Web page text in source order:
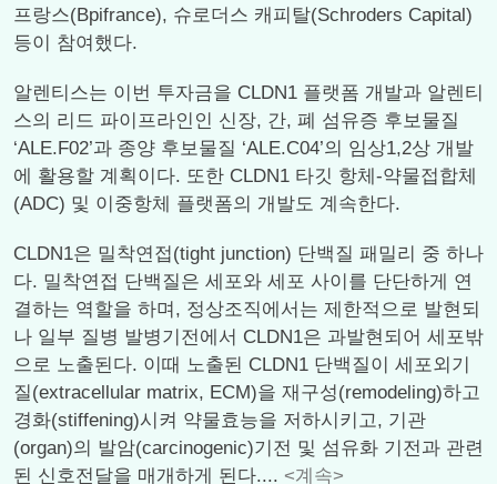
프랑스(Bpifrance), 슈로더스 캐피탈(Schroders Capital)
등이 참여했다.
알렌티스는 이번 투자금을 CLDN1 플랫폼 개발과 알렌티
스의 리드 파이프라인인 신장, 간, 폐 섬유증 후보물질
‘ALE.F02’과 종양 후보물질 ‘ALE.C04’의 임상1,2상 개발
에 활용할 계획이다. 또한 CLDN1 타깃 항체-약물접합체
(ADC) 및 이중항체 플랫폼의 개발도 계속한다.
CLDN1은 밀착연접(tight junction) 단백질 패밀리 중 하나
다. 밀착연접 단백질은 세포와 세포 사이를 단단하게 연
결하는 역할을 하며, 정상조직에서는 제한적으로 발현되
나 일부 질병 발병기전에서 CLDN1은 과발현되어 세포밖
으로 노출된다. 이때 노출된 CLDN1 단백질이 세포외기
질(extracellular matrix, ECM)을 재구성(remodeling)하고
경화(stiffening)시켜 약물효능을 저하시키고, 기관
(organ)의 발암(carcinogenic)기전 및 섬유화 기전과 관련
된 신호전달을 매개하게 된다.... <계속>